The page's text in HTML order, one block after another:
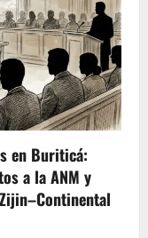
en Buriticá:
a la ANM y